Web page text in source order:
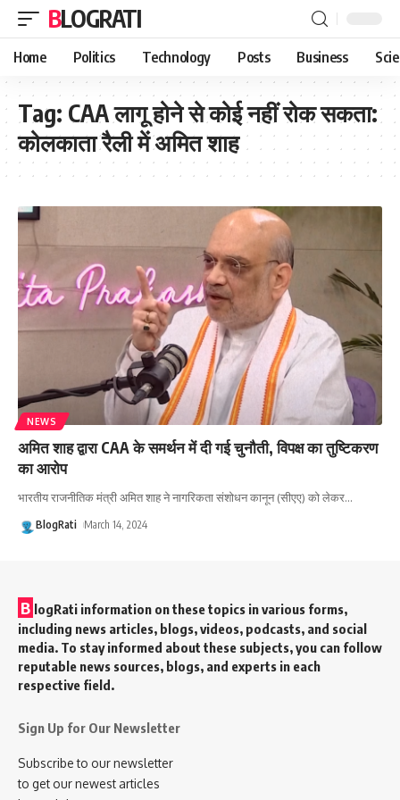
BLOGRATI
Home Politics Technology Posts Business
Tag: CAA लागू होने से कोई नहीं रोक सकता:
कोलकाता रैली में अमित शाह
NEWS
अमित शाह द्वारा CAA के समर्थन में दी गई चुनौती, विपक्ष का तुष्टिकरण
का आरोप
भारतीय राजनीतिक मंत्री अमित शाह ने नागरिकता संशोधन कानून (सीएए) को लेकर…
BlogRati March 14, 2024
B logRati information on these topics in various forms,
including news articles, blogs, videos, podcasts, and social
media. To stay informed about these subjects, you can follow
reputable news sources, blogs, and experts in each
respective field.
Sign Up for Our Newsletter
Subscribe to our newsletter
to get our newest articles